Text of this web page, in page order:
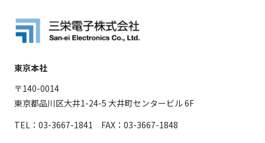
東京本社
〒140-0014
東京都品川区大井1-24-5 大井町センタービル 6F
TEL：03-3667-1841 FAX：03-3667-1848